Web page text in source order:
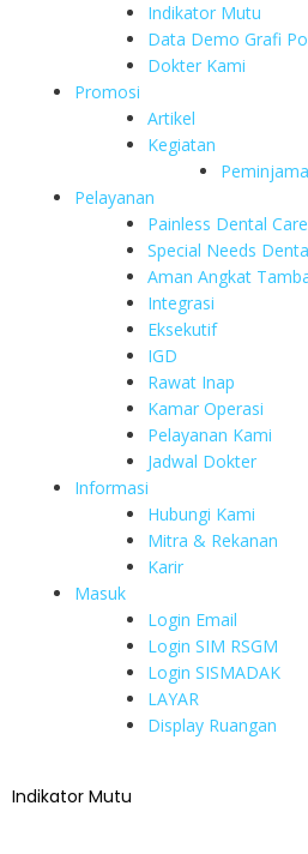
Indikator Mutu
Data Demo Grafi
Dokter Kami
Promosi
Artikel
Kegiatan
Pelayanan
Painless Dental Care
Special Needs
Aman Angkat
Integrasi
Eksekutif
IGD
Rawat Inap
Kamar Operasi
Pelayanan Kami
Jadwal Dokter
Informasi
Hubungi Kami
Mitra & Rekanan
Karir
Masuk
Login Email
Login SIM RSGM
Login SISMADAK
LAYAR
Display Ruangan
Indikator Mutu